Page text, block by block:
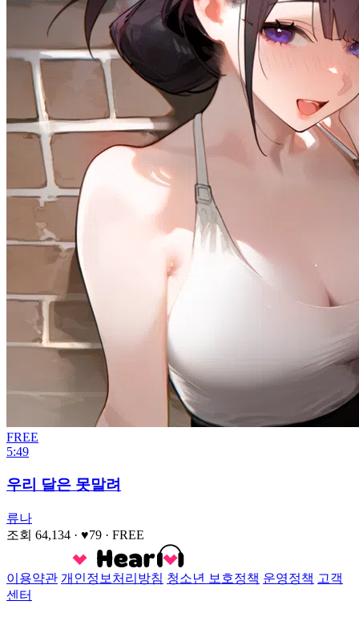
FREE
5:49
우리 달은 못말려
류나
조회 64,134 · ♥79 · FREE
이용약관 개인정보처리방침 청소년 보호정책 운영정책 고객
센터